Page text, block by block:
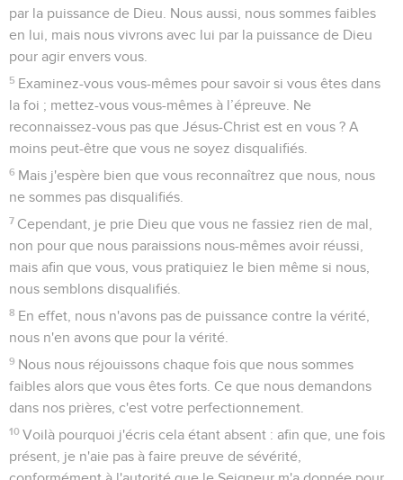
par la puissance de Dieu. Nous aussi, nous sommes faibles
en lui, mais nous vivrons avec lui par la puissance de Dieu
pour agir envers vous.
5 Examinez-vous vous-mêmes pour savoir si vous êtes dans
la foi ; mettez-vous vous-mêmes à l’épreuve. Ne
reconnaissez-vous pas que Jésus-Christ est en vous ? A
moins peut-être que vous ne soyez disqualifiés.
6 Mais j'espère bien que vous reconnaîtrez que nous, nous
ne sommes pas disqualifiés.
7 Cependant, je prie Dieu que vous ne fassiez rien de mal,
non pour que nous paraissions nous-mêmes avoir réussi,
mais afin que vous, vous pratiquiez le bien même si nous,
nous semblons disqualifiés.
8 En effet, nous n'avons pas de puissance contre la vérité,
nous n'en avons que pour la vérité.
9 Nous nous réjouissons chaque fois que nous sommes
faibles alors que vous êtes forts. Ce que nous demandons
dans nos prières, c'est votre perfectionnement.
10 Voilà pourquoi j'écris cela étant absent : afin que, une fois
présent, je n'aie pas à faire preuve de sévérité,